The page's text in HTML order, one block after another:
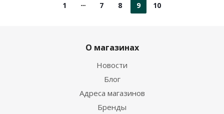
1 7 8 9 10
О магазинах
Новости
Блог
Адреса магазинов
Бренды